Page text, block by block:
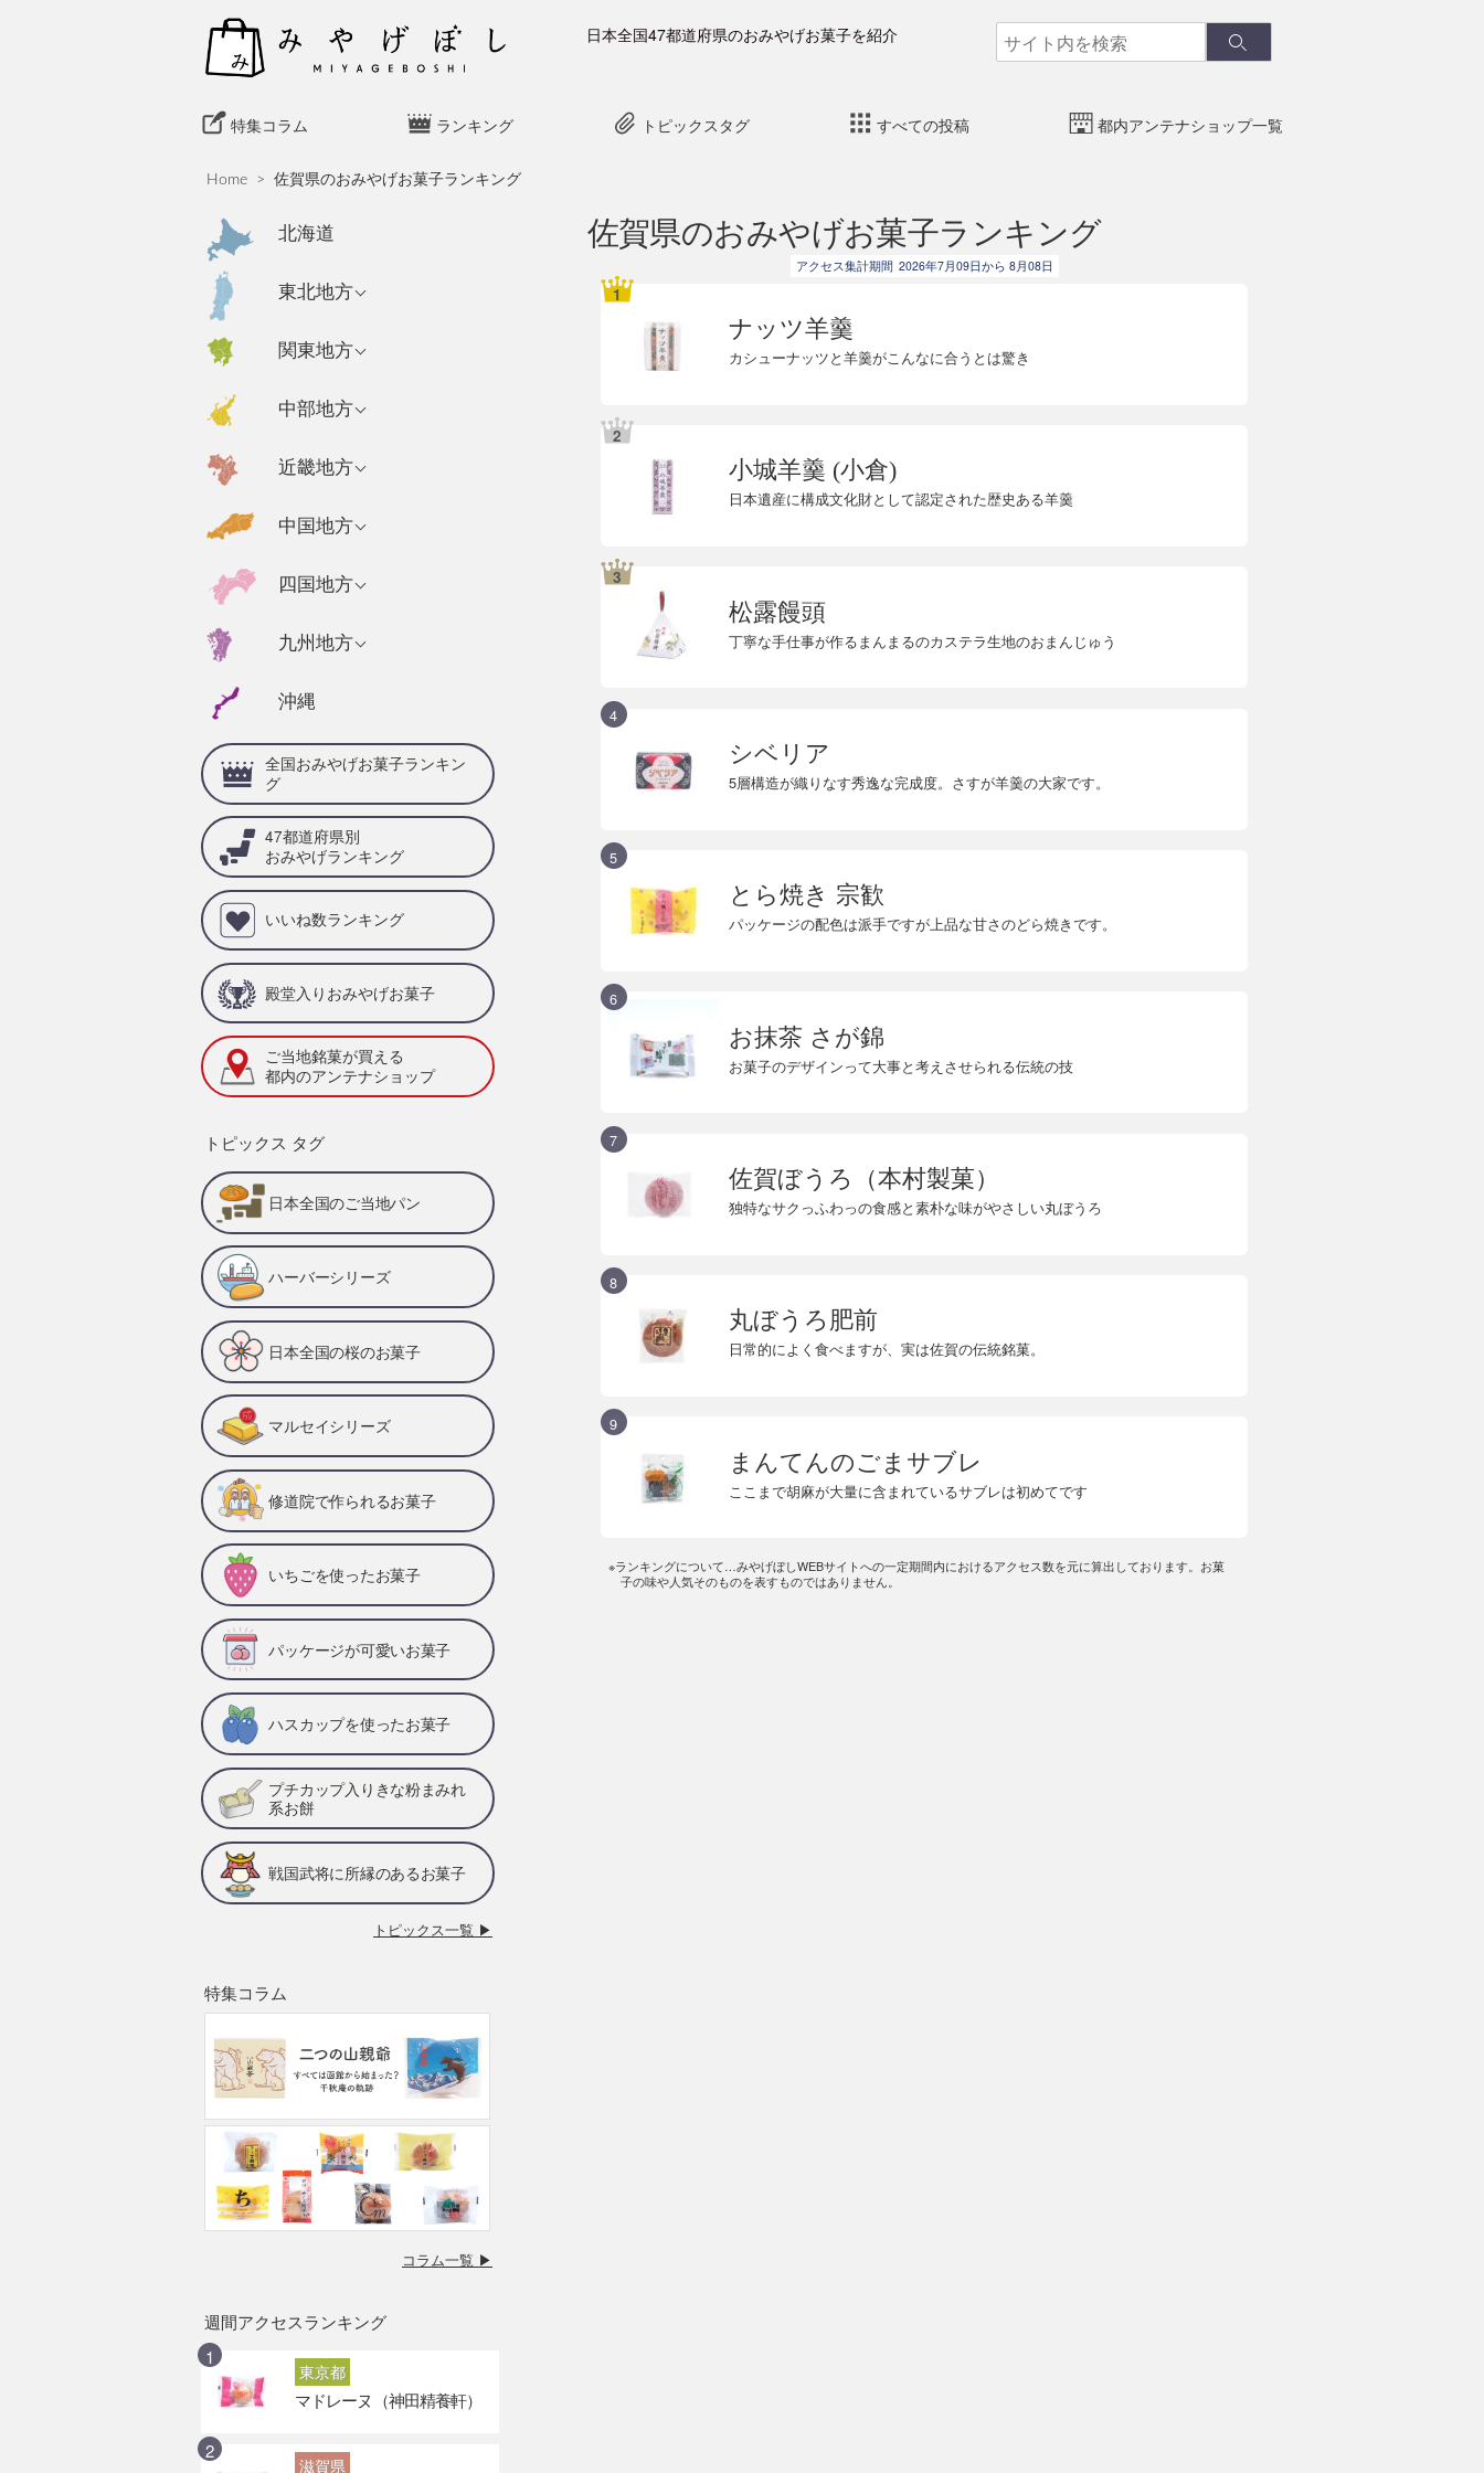
日本全国47都道府県のおみやげお菓子を紹介
検
索
検
特集コラム ランキング トピックスタグ すべての投稿 都内アンテナショップ一覧
Home > 佐賀県のおみやげお菓子ランキング
北海道
東北地方
青森県のおみやげ
岩手県のおみやげ
山形県のおみやげ
宮城県のおみやげ
関東地方
東京都のおみやげ
神奈川県のおみや
げ
埼玉県のおみやげ
茨城県のおみやげ
栃木県のおみやげ
群馬県のおみやげ
中部地方
新潟県のおみやげ
富山県のおみやげ
静岡県のおみやげ
福井県のおみやげ
山梨県のおみやげ
岐阜県のおみやげ
愛知県のおみやげ
近畿地方
大阪府のおみやげ
京都府のおみやげ
三重県のおみやげ
兵庫県のおみやげ
げ
中国地方
広島県のおみやげ
山口県のおみやげ
島根県のおみやげ
岡山県のおみやげ
鳥取県のおみやげ
四国地方
高知県のおみやげ
香川県のおみやげ
九州地方
福岡県のおみやげ
佐賀県のおみやげ
宮崎県のおみやげ
熊本県のおみやげ
鹿児島県のおみや
げ
長崎県のおみやげ
沖縄
全国おみやげお菓子ランキン
グ
47都道府県別
おみやげランキング
いいね数ランキング
殿堂入りおみやげお菓子
ご当地銘菓が買える
都内のアンテナショップ
トピックス タグ
日本全国のご当地パン
ハーバーシリーズ
日本全国の桜のお菓子
マルセイシリーズ
修道院で作られるお菓子
いちごを使ったお菓子
パッケージが可愛いお菓子
ハスカップを使ったお菓子
プチカップ入りきな粉まみれ
系お餅
戦国武将に所縁のあるお菓子
トピックス一覧 ▶
特集コラム
コラム一覧 ▶
週間アクセスランキング
東京都
マドレーヌ（神田精養軒）
滋賀県
佐賀県のおみやげお菓子ランキング
アクセス集計期間 2026年7月09日から 8月08日
ナッツ羊羹
カシューナッツと羊羹がこんなに合うとは驚き
小城羊羹 (小倉)
日本遺産に構成文化財として認定された歴史ある羊羹
松露饅頭
丁寧な手仕事が作るまんまるのカステラ生地のおまんじゅう
シベリア
5層構造が織りなす秀逸な完成度。さすが羊羹の大家です。
とら焼き 宗歓
パッケージの配色は派手ですが上品な甘さのどら焼きです。
お抹茶 さが錦
お菓子のデザインって大事と考えさせられる伝統の技
佐賀ぼうろ（本村製菓）
独特なサクっふわっの食感と素朴な味がやさしい丸ぼうろ
丸ぼうろ肥前
日常的によく食べますが、実は佐賀の伝統銘菓。
まんてんのごまサブレ
ここまで胡麻が大量に含まれているサブレは初めてです
※ランキングについて…みやげぼしWEBサイトへの一定期間内におけるアクセス数を元に算出しております。お菓
子の味や人気そのものを表すものではありません。